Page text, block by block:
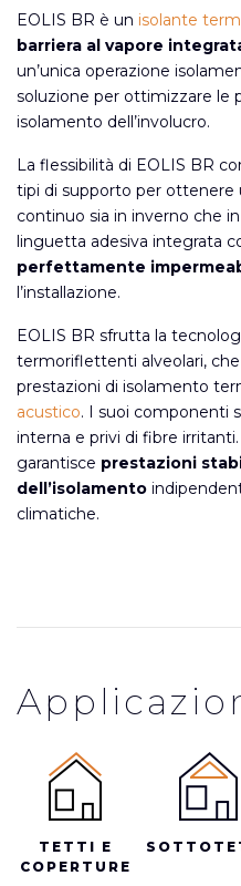
EOLIS BR è un isolante
barriera al vapore
un’unica operazione
soluzione per ottimizzare le
isolamento dell’involucro.
La flessibilità di EOLIS BR
tipi di supporto per ottenere
continuo sia in inverno che
linguetta adesiva integrata
perfettamente
l’installazione.
EOLIS BR sfrutta la
termoriflettenti alveolari,
prestazioni di isolamento
acustico. I suoi componenti
interna e privi di fibre
garantisce prestazioni
dell’isolamento
climatiche.
TETTI E
COPERTURE